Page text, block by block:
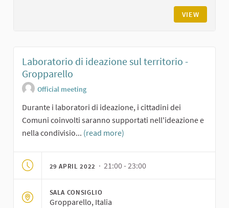
VIEW
Laboratorio di ideazione sul territorio -
Gropparello
Official meeting
Durante i laboratori di ideazione, i cittadini dei
Comuni coinvolti saranno supportati nell'ideazione e
nella condivisio... (read more)
29 APRIL 2022 · 21:00 - 23:00
SALA CONSIGLIO
Gropparello, Italia